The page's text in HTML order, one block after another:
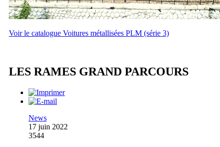
Voir le catalogue Voitures métallisées PLM (série 3)
LES RAMES GRAND PARCOURS
News
17 juin 2022
3544